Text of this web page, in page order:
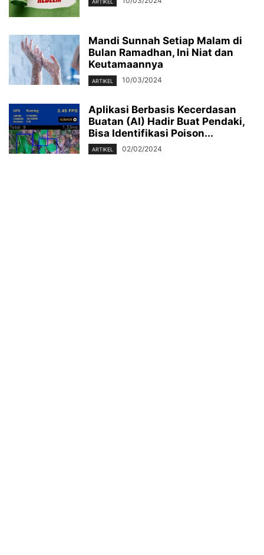
Mandi Sunnah Setiap Malam di
Bulan Ramadhan, Ini Niat dan
Keutamaannya
ARTIKEL 10/03/2024
Aplikasi Berbasis Kecerdasan
Buatan (AI) Hadir Buat Pendaki,
Bisa Identifikasi Poison...
ARTIKEL 02/02/2024